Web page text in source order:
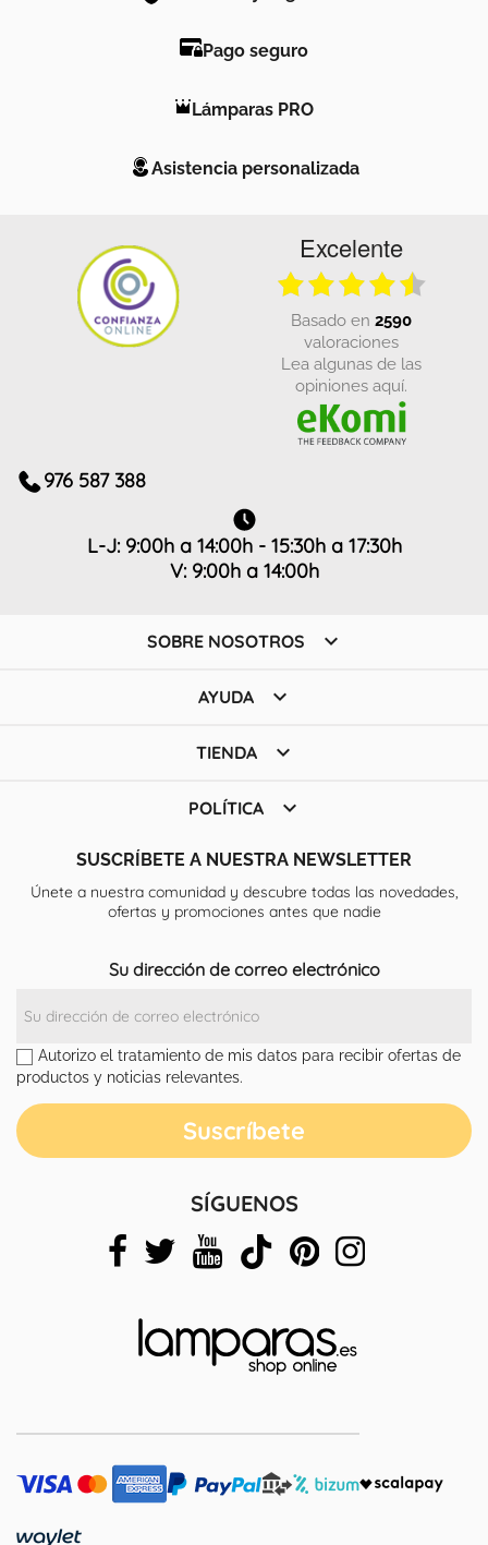
Pago seguro
Lámparas PRO
Asistencia personalizada
Excelente
basado en 2590
valoraciones
Lea algunas de las
opiniones aquí.
976 587 388
L-J: 9:00h a 14:00h - 15:30h a 17:30h
V: 9:00h a 14:00h
SOBRE NOSOTROS 
AYUDA 
TIENDA 
POLÍTICA 
SUSCRÍBETE A NUESTRA NEWSLETTER
Únete a nuestra comunidad y descubre todas las novedades,
ofertas y promociones antes que nadie
Su dirección de correo electrónico
Autorizo el tratamiento de mis datos para recibir ofertas de
productos y noticias relevantes.
SÍGUENOS